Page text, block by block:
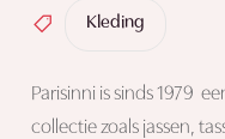
Kleding
Parisinni is sinds 1979
collectie zoals jassen,